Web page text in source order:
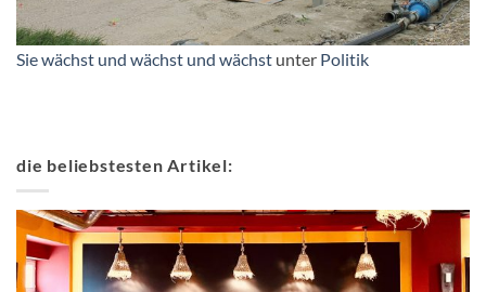
Sie wächst und wächst und wächst unter Politik
die beliebstesten Artikel: